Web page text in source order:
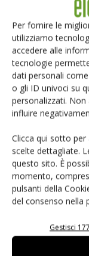
Per fornire le
utilizziamo
accedere alle
tecnologie
dati personali
o gli ID univoci su
personalizzati.
influire
Clicca qui sotto
scelte dettagliate.
questo sito. È
momento,
pulsanti della
del consenso nella
Gestisci
Selezione di
Edicola web
PCB Magazine